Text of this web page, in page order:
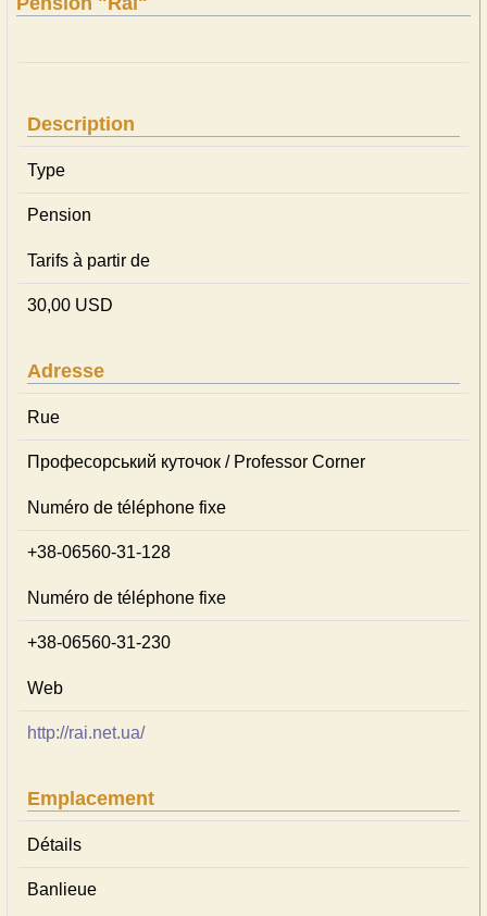
Description
Type
Pension
Tarifs à partir de
30,00 USD
Adresse
Rue
Професорський куточок / Professor Corner
Numéro de téléphone fixe
+38-06560-31-128
Numéro de téléphone fixe
+38-06560-31-230
Web
http://rai.net.ua/
Emplacement
Détails
Banlieue